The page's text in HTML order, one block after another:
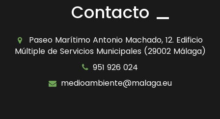
Contacto
Paseo Marítimo Antonio Machado, 12. Edificio
Múltiple de Servicios Municipales (29002 Málaga)
951 926 024
medioambiente@malaga.eu